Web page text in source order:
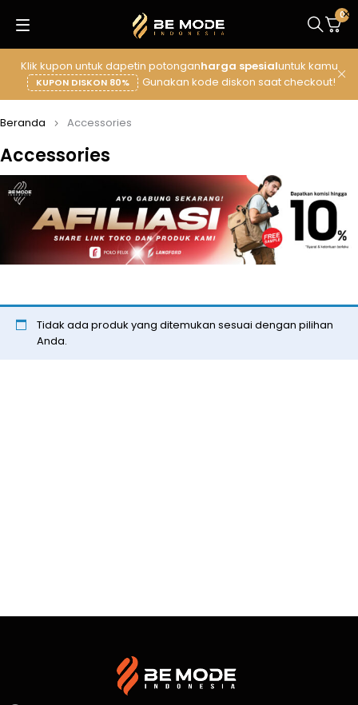
Klik kupon untuk dapetin potonganharga spesialuntuk kamu
KUPON DISKON 80% Gunakan kode diskon saat checkout!
0
Accessories
Beranda Accessories
Tidak ada produk yang ditemukan sesuai dengan pilihan
Anda.